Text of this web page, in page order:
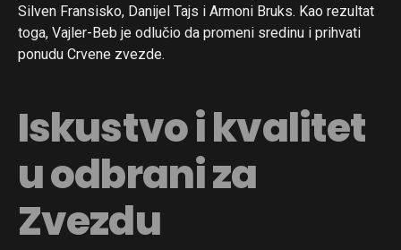
Silven Fransisko, Danijel Tajs i Armoni Bruks. Kao rezultat
toga, Vajler-Beb je odlučio da promeni sredinu i prihvati
ponudu Crvene zvezde.
Iskustvo i kvalitet
u odbrani za
Zvezdu